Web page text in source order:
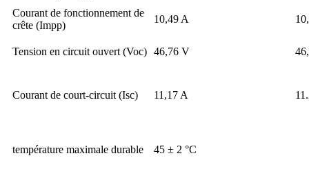
Courant de fonctionnement de
crête (Impp)
10,49 A
Tension en circuit ouvert (Voc) 46,76 V
Courant de court-circuit (Isc) 11,17 A
température maximale durable 45 ± 2 °C